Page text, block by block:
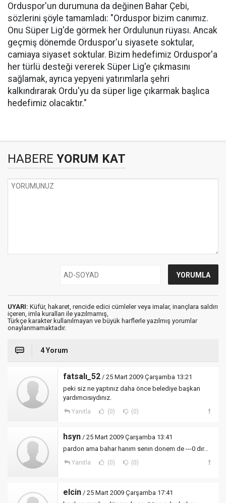
Orduspor'un durumuna da değinen Bahar Çebi,
sözlerini şöyle tamamladı: "Orduspor bizim canımız.
Onu Süper Lig'de görmek her Ordulunun rüyası. Ancak
geçmiş dönemde Orduspor'u siyasete soktular,
camiaya siyaset soktular. Bizim hedefimiz Orduspor'a
her türlü desteği vererek Süper Lig'e çıkmasını
sağlamak, ayrıca yepyeni yatırımlarla şehri
kalkındırarak Ordu'yu da süper lige çıkarmak başlıca
hedefimiz olacaktır."
HABERE YORUM KAT
UYARI: Küfür, hakaret, rencide edici cümleler veya imalar, inançlara saldırı
içeren, imla kuralları ile yazılmamış,
Türkçe karakter kullanılmayan ve büyük harflerle yazılmış yorumlar
onaylanmamaktadır.
4 Yorum
fatsalı_52 / 25 Mart 2009 Çarşamba 13:21
peki siz ne yaptınız daha önce belediye başkan
yardımcısıydınız.
Yanıtla (0) (0)
hsyn / 25 Mart 2009 Çarşamba 13:41
pardon ama bahar hanım senın donem de ---0 dır...
Yanıtla (0) (0)
elcin / 25 Mart 2009 Çarşamba 17:41